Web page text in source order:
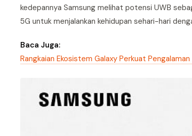
kedepannya Samsung melihat potensi UWB
5G untuk menjalankan kehidupan sehari-hari
Baca Juga:
Rangkaian Ekosistem Galaxy Perkuat